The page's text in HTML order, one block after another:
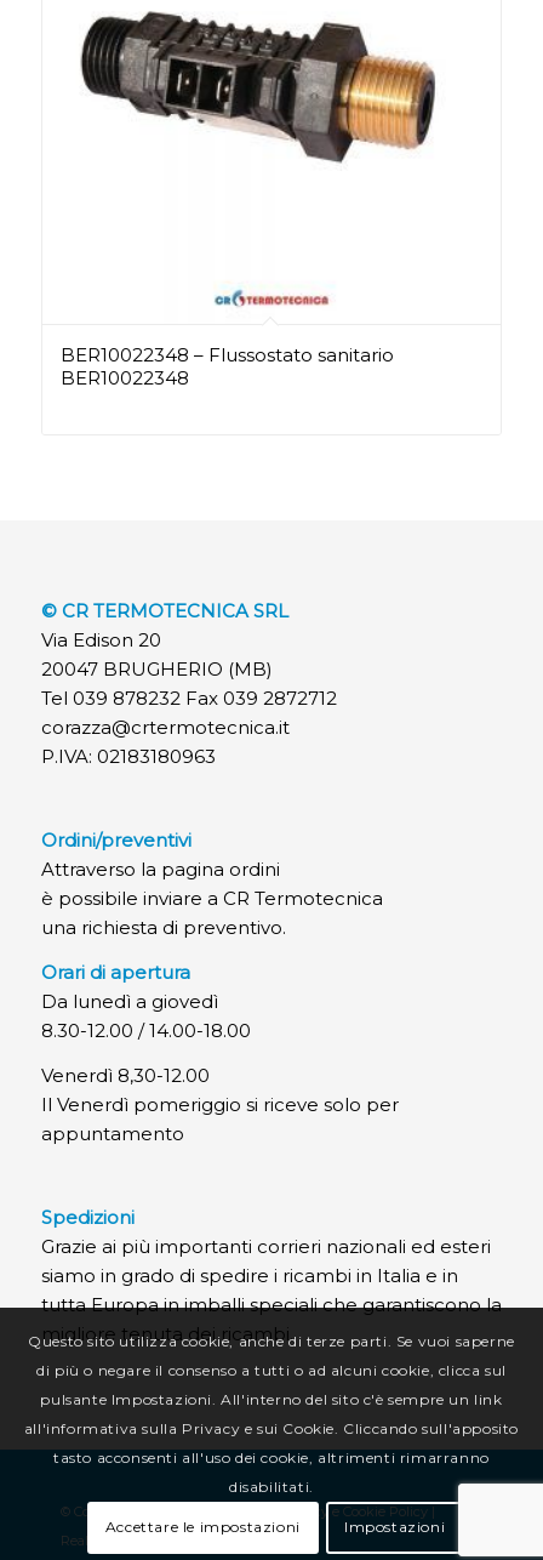
BER10022348 – Flussostato sanitario
BER10022348
© CR TERMOTECNICA SRL
Via Edison 20
20047 BRUGHERIO (MB)
Tel 039 878232 Fax 039 2872712
corazza@crtermotecnica.it
P.IVA: 02183180963
Ordini/preventivi
Attraverso la pagina ordini
è possibile inviare a CR Termotecnica
una richiesta di preventivo.
Orari di apertura
Da lunedì a giovedì
8.30-12.00 / 14.00-18.00
Venerdì 8,30-12.00
Il Venerdì pomeriggio si riceve solo per
appuntamento
Spedizioni
Grazie ai più importanti corrieri nazionali ed esteri
siamo in grado di spedire i ricambi in Italia e in
tutta Europa in imballi speciali che garantiscono la
migliore tenuta dei ricambi.
© Copyright CR Termotecnica Srl | Privacy e Cookie Policy |
Realizzazione sito web
Questo sito utilizza cookie, anche di terze parti. Se vuoi saperne
di più o negare il consenso a tutti o ad alcuni cookie, clicca sul
pulsante Impostazioni. All'interno del sito c'è sempre un link
all'informativa sulla Privacy e sui Cookie. Cliccando sull'apposito
tasto acconsenti all'uso dei cookie, altrimenti rimarranno
disabilitati.
Accettare le impostazioni Impostazioni